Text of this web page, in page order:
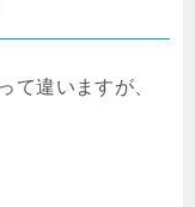
て違いますが、